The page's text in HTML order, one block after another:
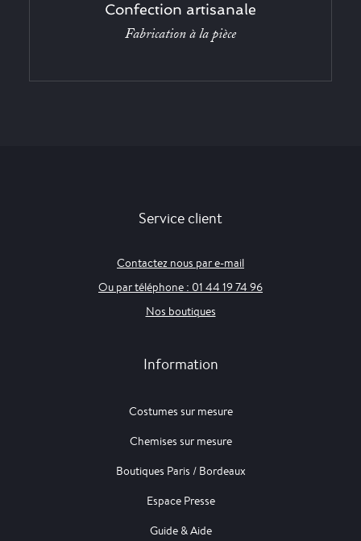
Confection artisanale
Fabrication à la pièce
Service client
Contactez nous par e-mail
Ou par téléphone : 01 44 19 74 96
Nos boutiques
Information
Costumes sur mesure
Chemises sur mesure
Boutiques Paris / Bordeaux
Espace Presse
Guide & Aide